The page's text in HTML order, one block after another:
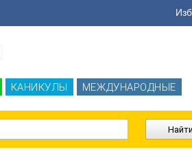
КАНИКУЛЫ МЕЖДУНАРОДНЫЕ